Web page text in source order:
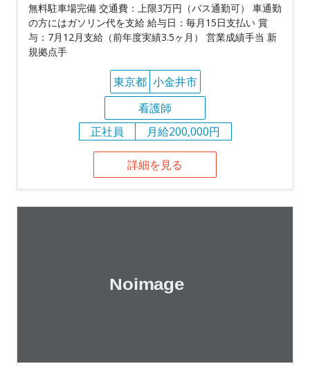
無料駐車場完備 交通費：上限3万円（バス通勤可） 車通勤
の方にはガソリン代を支給 給与日：毎月15日支払い 賞
与：7月12月支給（前年度実績3.5ヶ月） 営業成績手当 新
規拠点手
東京都 小金井市
看護師
正社員
月給200,000円
詳細を見る